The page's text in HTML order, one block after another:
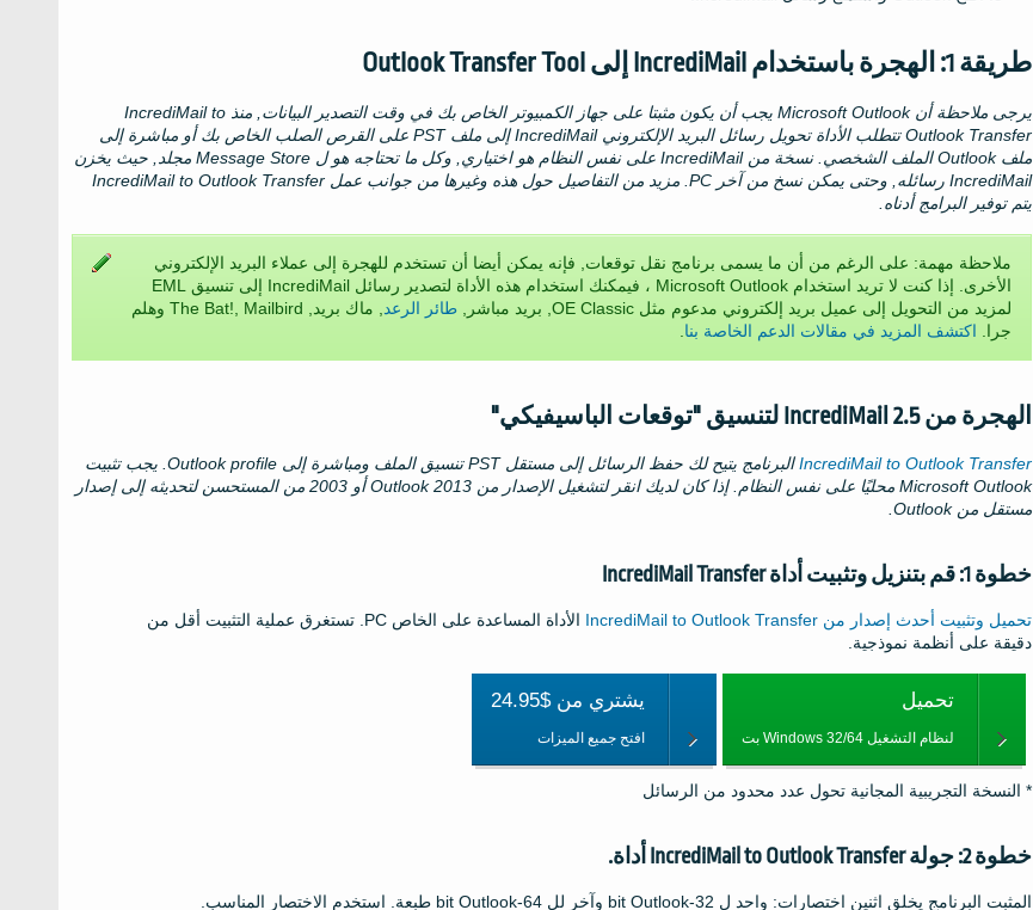
طريقة 1: الهجرة باستخدام IncrediMail إلى Outlook Transfer Tool
يرجى ملاحظة أنMicrosoft Outlook يجب أن يكون مثبتا على جهاز الكمبيوتر الخاص بك في وقت التصدير البيانات, منذ IncrediMail to
Outlook Transferتتطلب الأداة تحويل رسائل البريد الإلكتروني IncrediMail إلى ملف PST على القرص الصلب الخاص بك أو مباشرة إلى
ملفOutlookالملف الشخصي. نسخة منIncrediMail على نفس النظام هو اختياري, وكل ما تحتاجه هو ل Message Store مجلد, حيث يخزن
IncrediMail رسائله, وحتى يمكن نسخ من آخر
PC. مزيد من التفاصيل حول هذه وغيرها من جوانب عمل IncrediMail to Outlook Transfer
يتم توفير البرامج أدناه.
ملاحظة مهمة: على الرغم من أن ما يسمى برنامج نقل توقعات, فإنه يمكن أيضا أن تستخدم للهجرة إلى عملاء البريد الإلكتروني
الأخرى. إذا كنت لا تريد استخدام Microsoft Outlook ، فيمكنك استخدام هذه الأداة لتصدير رسائل IncrediMail إلى تنسيق EML
لمزيد من التحويل إلى عميل بريد إلكتروني مدعوم مثل OE Classic, بريد مباشر,
طائر الرعد
, ماك بريد, The Bat!, Mailbird وهلم
جرا. اكتشف المزيد في مقالات الدعم الخاصة بنا.
الهجرة منIncrediMail 2.5 لتنسيق "توقعات الباسيفيكي"
IncrediMail to Outlook Transferالبرنامج يتيح لك حفظ الرسائل إلى مستقلPSTتنسيق الملف ومباشرة إلى Outlook profile. يجب تثبيت
Microsoft Outlook محليًا على نفس النظام. إذا كان لديك انقر لتشغيل الإصدار من Outlook 2013 أو 2003 من المستحسن لتحديثه إلى إصدار
مستقل من Outlook.
خطوة 1: قم بتنزيل وتثبيت أداة IncrediMail Transfer
تحميل وتثبيت أحدث إصدار من IncrediMail to Outlook Transfer الأداة المساعدة على الخاص PC. تستغرق عملية التثبيت أقل من
دقيقة على أنظمة نموذجية.
تحميل
لنظام التشغيل Windows 32/64 بت
يشتري من $24.95
افتح جميع الميزات
* النسخة التجريبية المجانية تحول عدد محدود من الرسائل
خطوة 2: جولة IncrediMail to Outlook Transfer أداة.
المثبت البرنامج يخلق اثنين اختصارات: واحد ل 32-bit Outlook وآخر لل 64-bit Outlook طبعة. استخدم الاختصار المناسب.